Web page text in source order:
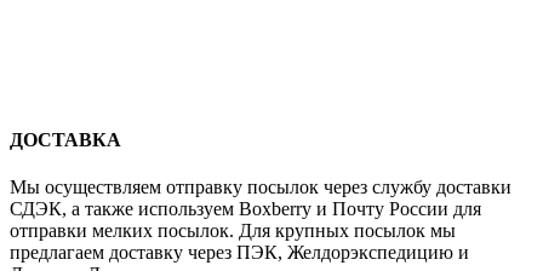
ДОСТАВКА
Мы осуществляем отправку посылок через службу доставки
СДЭК, а также используем Boxberry и Почту России для
отправки мелких посылок. Для крупных посылок мы
предлагаем доставку через ПЭК, Желдорэкспедицию и